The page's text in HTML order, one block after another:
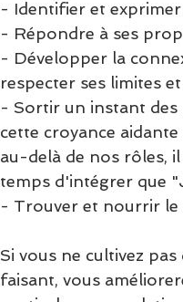
- Identifier et exprimer
- Répondre à ses
- Développer la
respecter ses limites
- Sortir un instant des
cette croyance aidante
au-delà de nos rôles, il
temps d'intégrer que
- Trouver et nourrir le
Si vous ne cultivez
faisant, vous